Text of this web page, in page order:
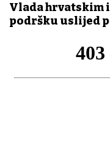
Vlada hrvatskim
podršku uslijed